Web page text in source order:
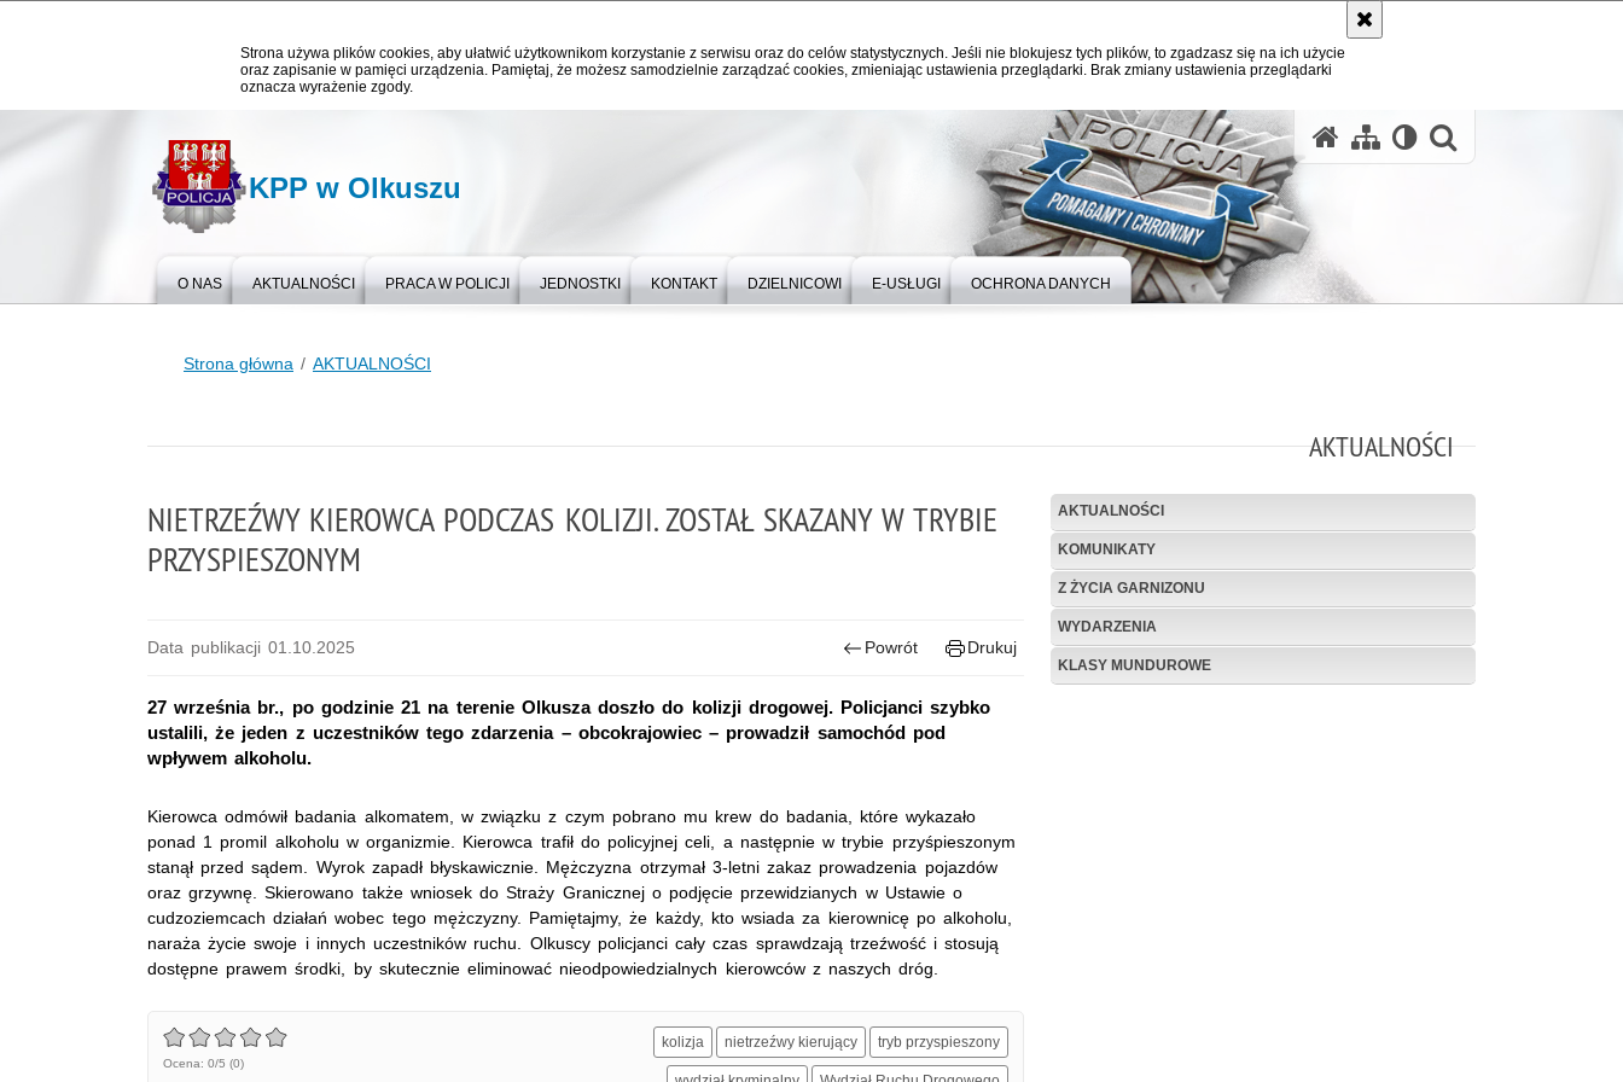
Strona używa plików cookies, aby ułatwić użytkownikom korzystanie z serwisu oraz do celów statystycznych. Jeśli nie blokujesz tych plików, to zgadzasz się na ich użycie
oraz zapisanie w pamięci urządzenia. Pamiętaj, że możesz samodzielnie zarządzać cookies, zmieniając ustawienia przeglądarki. Brak zmiany ustawienia przeglądarki
oznacza wyrażenie zgody.
KPP w Olkuszu
O NAS AKTUALNOŚCI PRACA W POLICJI JEDNOSTKI KONTAKT DZIELNICOWI E-USŁUGI OCHRONA DANYCH
Strona główna AKTUALNOŚCI
AKTUALNOŚCI
NIETRZEŹWY KIEROWCA PODCZAS KOLIZJI. ZOSTAŁ SKAZANY W TRYBIE
PRZYSPIESZONYM
Data publikacji 01.10.2025 Powrót Drukuj
27 września br., po godzinie 21 na terenie Olkusza doszło do kolizji drogowej. Policjanci szybko
ustalili, że jeden z uczestników tego zdarzenia – obcokrajowiec – prowadził samochód pod
wpływem alkoholu.
Kierowca odmówił badania alkomatem, w związku z czym pobrano mu krew do badania, które wykazało
ponad 1 promil alkoholu w organizmie. Kierowca trafił do policyjnej celi, a następnie w trybie przyśpieszonym
stanął przed sądem. Wyrok zapadł błyskawicznie. Mężczyzna otrzymał 3-letni zakaz prowadzenia pojazdów
oraz grzywnę. Skierowano także wniosek do Straży Granicznej o podjęcie przewidzianych w Ustawie o
cudzoziemcach działań wobec tego mężczyzny. Pamiętajmy, że każdy, kto wsiada za kierownicę po alkoholu,
naraża życie swoje i innych uczestników ruchu. Olkuscy policjanci cały czas sprawdzają trzeźwość i stosują
dostępne prawem środki, by skutecznie eliminować nieodpowiedzialnych kierowców z naszych dróg.
Ocena: 0/5 (0)
kolizja nietrzeźwy kierujący tryb przyspieszony
AKTUALNOŚCI
KOMUNIKATY
Z ŻYCIA GARNIZONU
WYDARZENIA
KLASY MUNDUROWE